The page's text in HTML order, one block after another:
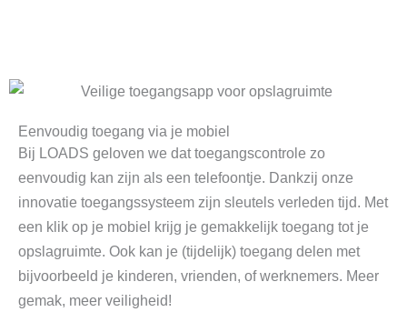
Eenvoudig toegang via je mobiel
Bij LOADS geloven we dat toegangscontrole zo
eenvoudig kan zijn als een telefoontje. Dankzij onze
innovatie toegangssysteem zijn sleutels verleden tijd. Met
een klik op je mobiel krijg je gemakkelijk toegang tot je
opslagruimte. Ook kan je (tijdelijk) toegang delen met
bijvoorbeeld je kinderen, vrienden, of werknemers. Meer
gemak, meer veiligheid!